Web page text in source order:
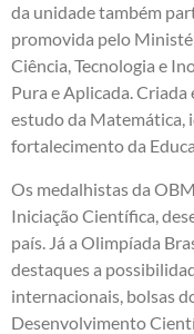
da unidade também
promovida pelo
Ciência, Tecnologia e
Pura e Aplicada.
estudo da Matemática,
fortalecimento da
Os medalhistas da
Iniciação Científica,
país. Já a Olimpíada
destaques a
internacionais, bolsas
Desenvolvimento